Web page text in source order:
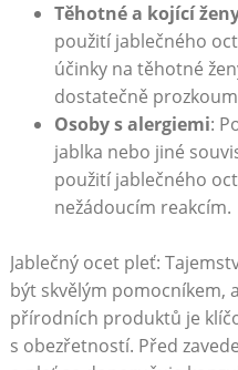
Těhotné a kojící
použití jablečného
účinky na těhotné
dostatečně
Osoby s alergiemi:
jablka nebo jiné
použití jablečného
nežádoucím reakcím.
Jablečný ocet pleť:
být skvělým pomocníkem,
přírodních produktů je
s obezřetností. Před